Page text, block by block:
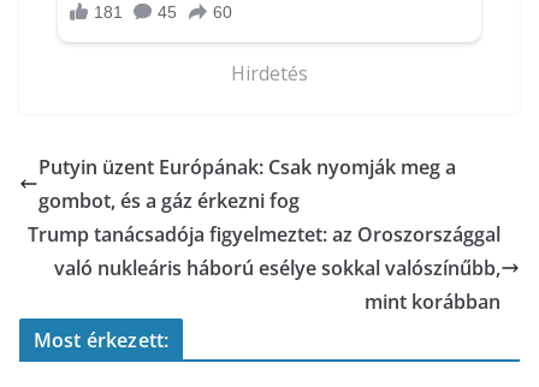
Hirdetés
Putyin üzent Európának: Csak nyomják meg a
gombot, és a gáz érkezni fog
Trump tanácsadója figyelmeztet: az Oroszországgal
való nukleáris háború esélye sokkal valószínűbb,
mint korábban
Most érkezett: